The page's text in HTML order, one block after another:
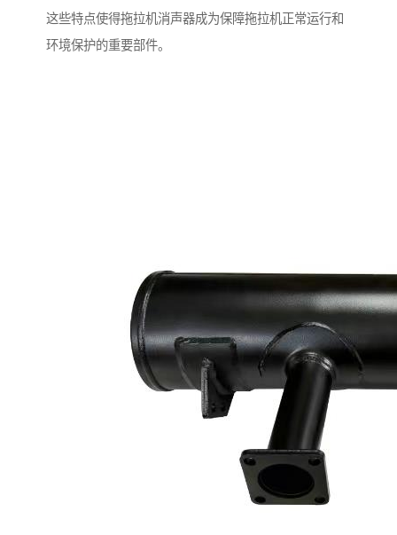
这些特点使得拖拉机消声器成为保障拖拉机正常运行和
环境保护的重要部件。